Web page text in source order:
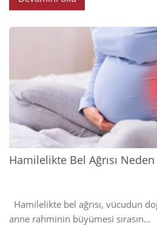
Hamilelikte Bel Ağrısı
Hamilelikte bel ağrısı, vücudun
anne rahminin büyümesi sırasın...